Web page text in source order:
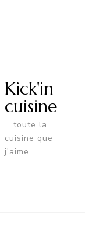
Kick'in
cuisine
… toute la
cuisine que
j'aime